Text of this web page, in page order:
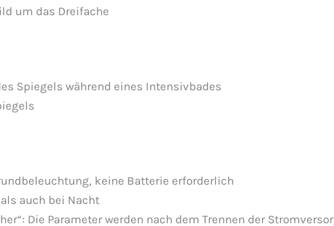
um das Dreifache
Spiegels während eines Intensivbades
keine Batterie erforderlich
auch bei Nacht
Die Parameter werden nach dem Trennen der